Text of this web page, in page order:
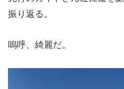
振り返る。
嗚呼、綺麗だ。